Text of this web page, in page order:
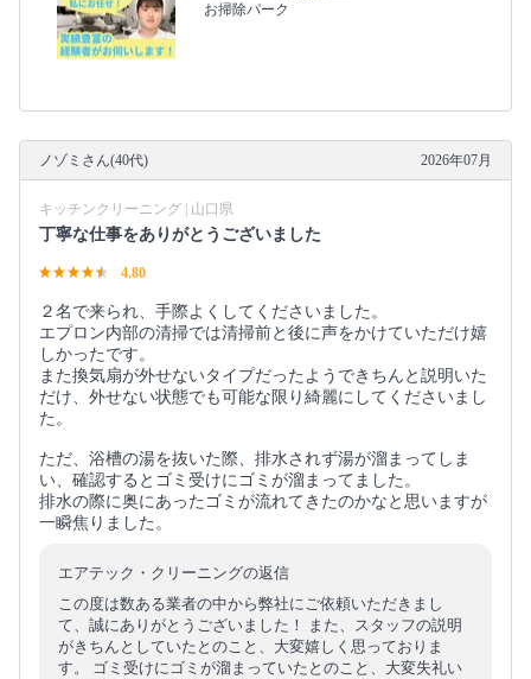
お掃除パーク
ノゾミさん(40代) 2026年07月
キッチンクリーニング | 山口県
丁寧な仕事をありがとうございました
4.80
２名で来られ、手際よくしてくださいました。
エプロン内部の清掃では清掃前と後に声をかけていただけ嬉
しかったです。
また換気扇が外せないタイプだったようできちんと説明いた
だけ、外せない状態でも可能な限り綺麗にしてくださいまし
た。
ただ、浴槽の湯を抜いた際、排水されず湯が溜まってしま
い、確認するとゴミ受けにゴミが溜まってました。
排水の際に奥にあったゴミが流れてきたのかなと思いますが
一瞬焦りました。
エアテック・クリーニングの返信
この度は数ある業者の中から弊社にご依頼いただきまし
て、誠にありがとうございました！ また、スタッフの説明
がきちんとしていたとのこと、大変嬉しく思っておりま
す。 ゴミ受けにゴミが溜まっていたとのこと、大変失礼い